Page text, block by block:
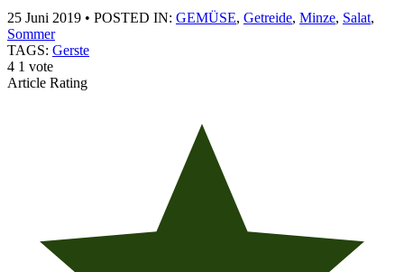
25 Juni 2019 • POSTED IN: GEMÜSE, Getreide, Minze, Salat,
Sommer
TAGS: Gerste
4 1 vote
Article Rating